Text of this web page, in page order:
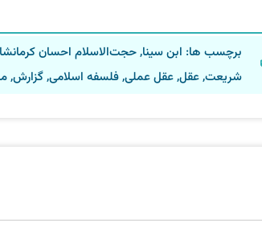
برچسب ها: ابن سینا,حجت‌الاسلام احسان
شریعت,عقل,عقل عملی,فلسفه اسلامی,گزارش,